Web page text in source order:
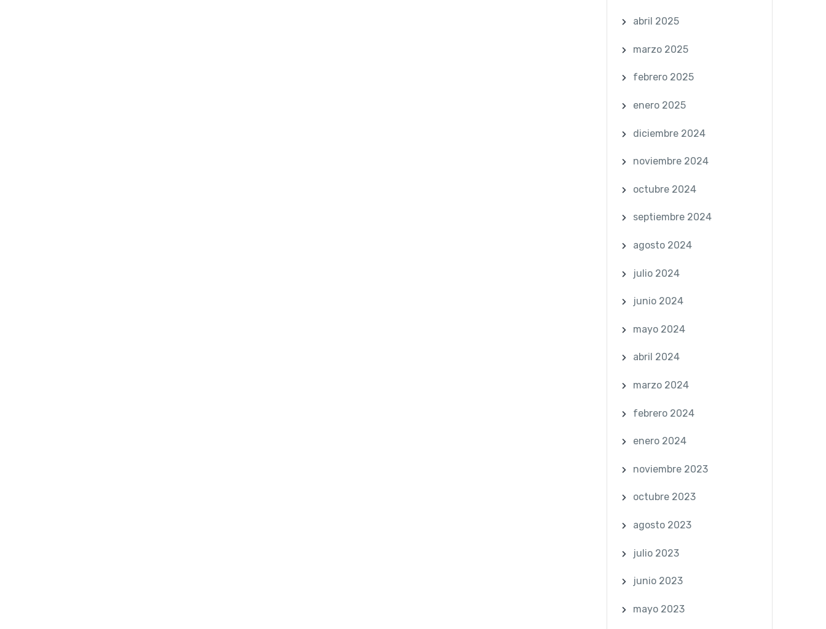
abril 2025
marzo 2025
febrero 2025
enero 2025
diciembre 2024
noviembre 2024
octubre 2024
septiembre 2024
agosto 2024
julio 2024
junio 2024
mayo 2024
abril 2024
marzo 2024
febrero 2024
enero 2024
noviembre 2023
octubre 2023
agosto 2023
julio 2023
junio 2023
mayo 2023